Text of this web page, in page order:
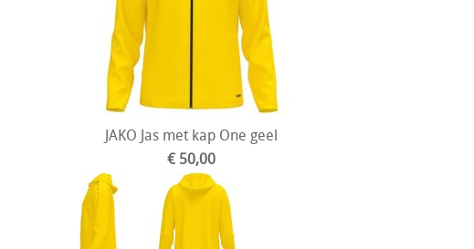
JAKO Jas met kap One geel
€ 50,00